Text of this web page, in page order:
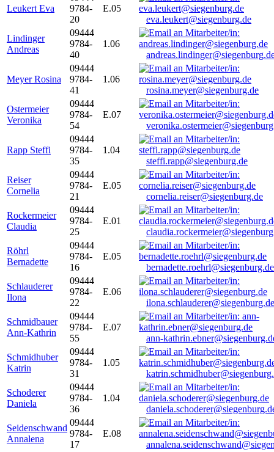
Leukert Eva
9784-
20
E.05
eva.leukert@siegenburg.de
Lindinger
Andreas
09444
9784-
40
1.06
Meyer Rosina
09444
9784-
41
1.06
rosina.meyer@siegenburg.de
Ostermeier
Veronika
09444
9784-
54
E.07
Rapp Steffi
09444
9784-
35
1.04
steffi.rapp@siegenburg.de
Reiser
Cornelia
09444
9784-
21
E.05
cornelia.reiser@siegenburg.de
Rockermeier
Claudia
09444
9784-
25
E.01
Röhrl
Bernadette
09444
9784-
16
E.05
bernadette.roehrl@siegenburg.de
Schlauderer
Ilona
09444
9784-
22
E.06
ilona.schlauderer@siegenburg.de
Schmidbauer
Ann-Kathrin
09444
9784-
55
E.07
ann-
Schmidhuber
Katrin
09444
9784-
31
1.05
Schoderer
Daniela
09444
9784-
36
1.04
Seidenschwand
Annalena
09444
9784-
17
E.08